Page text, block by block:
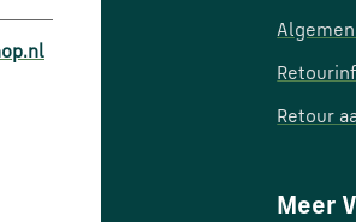
Retour
Meer